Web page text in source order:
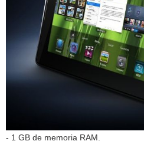
- 1 GB de memoria RAM.